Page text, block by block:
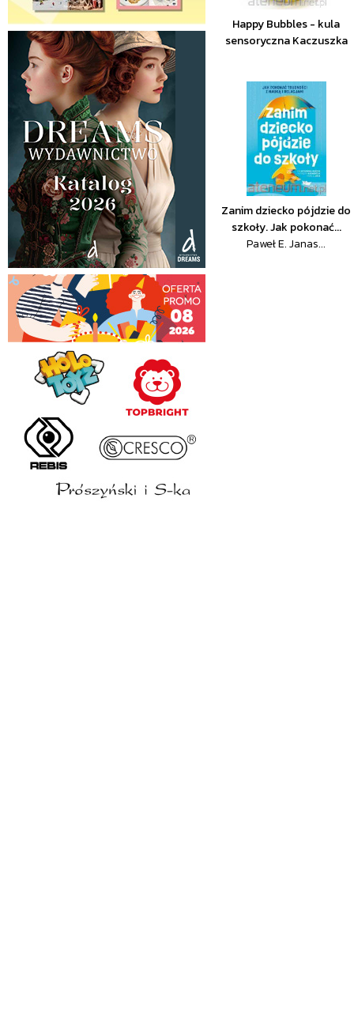
Happy Bubbles - kula
sensoryczna Kaczuszka
Zanim dziecko pójdzie do
szkoły. Jak pokonać...
Paweł E. Janas...